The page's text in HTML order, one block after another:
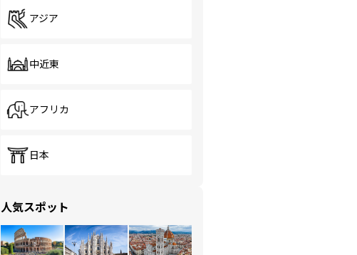
アジア
中近東
アフリカ
日本
人気スポット